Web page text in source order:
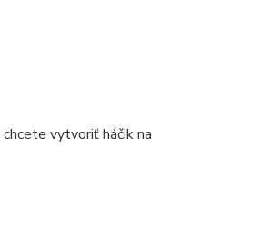
vytvoriť háčik na